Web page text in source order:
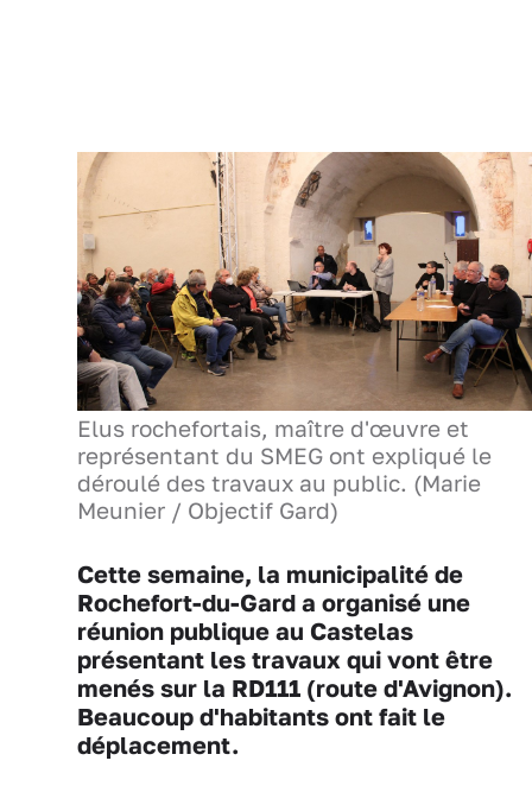
Elus rochefortais, maître d'œuvre et
représentant du SMEG ont expliqué le
déroulé des travaux au public. (Marie
Meunier / Objectif Gard)
Cette semaine, la municipalité de
Rochefort-du-Gard a organisé une
réunion publique au Castelas
présentant les travaux qui vont être
menés sur la RD111 (route d'Avignon).
Beaucoup d'habitants ont fait le
déplacement.